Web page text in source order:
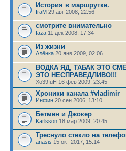
История в маршрутке.
IraM 29 авг 2008, 22:56
cмотрите внимательно
faza 11 дек 2008, 17:34
Из жизни
Алёнка 20 янв 2009, 02:06
ВОДКА ЯД, ТАБАК ЭТО
ЭТО НЕСПРАВЕДЛИВО!!!
Xo39IuH 16 фев 2009, 23:45
Хроники канала #vladimir
Инфин 20 сен 2006, 13:10
Бетмен и Джокер
Karlsson 18 мар 2009, 20:45
Треснуло стекло на
anasis 15 окт 2017, 15:14